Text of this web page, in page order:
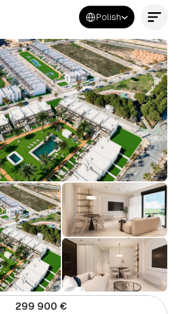
Select Language
Polish
Kontakt
299 900 €